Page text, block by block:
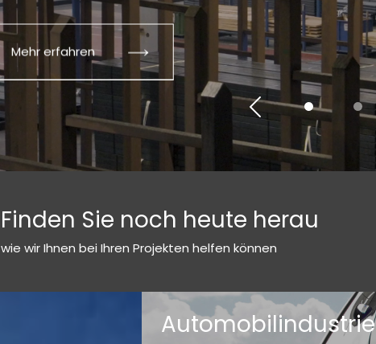
Vorherige
Mehr erfahren
Finden Sie noch heute herau
wie wir Ihnen bei Ihren Projekten helfen können
Automobilindustrie